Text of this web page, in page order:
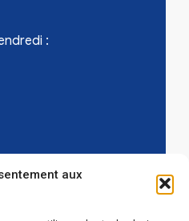
aux
:
de chaque mois :